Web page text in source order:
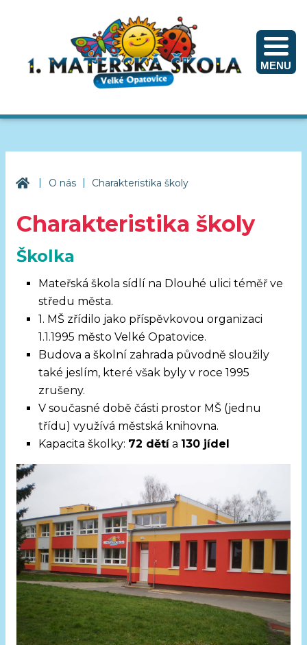
MENU
1. mateřská škola Velké Opatovice
| O nás | Charakteristika školy
Charakteristika školy
Školka
Mateřská škola sídlí na Dlouhé ulici téměř ve
středu města.
1. MŠ zřídilo jako příspěvkovou organizaci
1.1.1995 město Velké Opatovice.
Budova a školní zahrada původně sloužily
také jeslím, které však byly v roce 1995
zrušeny.
V současné době části prostor MŠ (jednu
třídu) využívá městská knihovna.
Kapacita školky: 72 dětía 130 jídel